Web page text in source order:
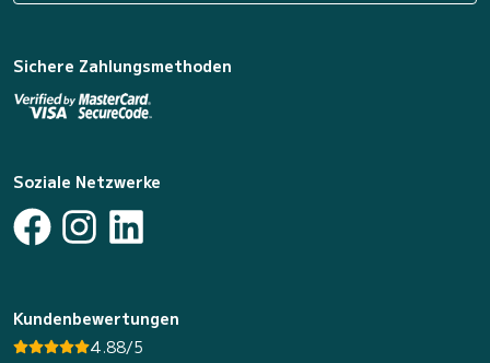
Sichere Zahlungsmethoden
Soziale Netzwerke
Kundenbewertungen
4.88/5